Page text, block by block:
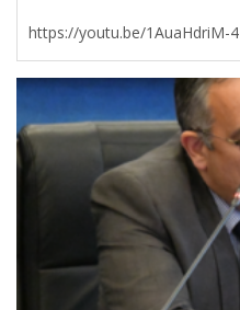
https://youtu.be/1AuaHdriM-4